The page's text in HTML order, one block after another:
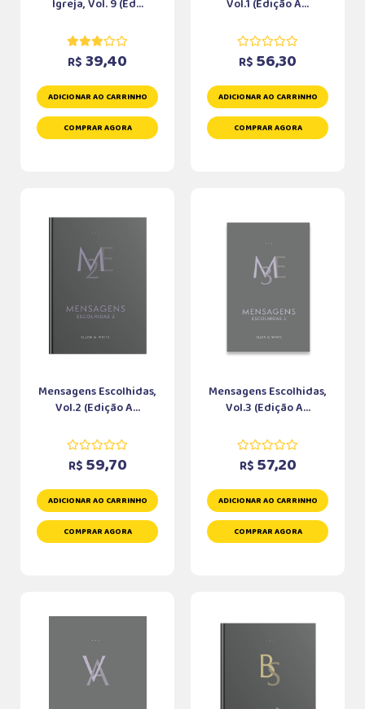
Igreja, Vol. 9 (Ed...
R$ 39,40
ADICIONAR AO CARRINHO
COMPRAR AGORA
Vol.1 (Edição A...
R$ 56,30
ADICIONAR AO CARRINHO
COMPRAR AGORA
Mensagens Escolhidas,
Vol.2 (Edição A...
R$ 59,70
ADICIONAR AO CARRINHO
COMPRAR AGORA
Mensagens Escolhidas,
Vol.3 (Edição A...
R$ 57,20
ADICIONAR AO CARRINHO
COMPRAR AGORA